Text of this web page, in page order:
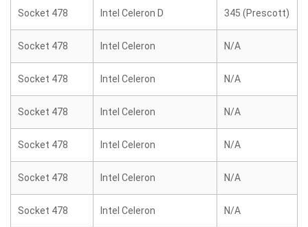
Socket 478 Intel Celeron D 345 (Prescott)
Socket 478 Intel Celeron N/A
Socket 478 Intel Celeron N/A
Socket 478 Intel Celeron N/A
Socket 478 Intel Celeron N/A
Socket 478 Intel Celeron N/A
Socket 478 Intel Celeron N/A